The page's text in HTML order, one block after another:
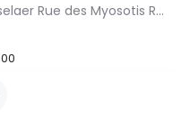
Locaties in: Rue Pierre De Puysselaer Rue des Myosotis Rue Molenvelt Rue Egide Van Ophem Registreer je…